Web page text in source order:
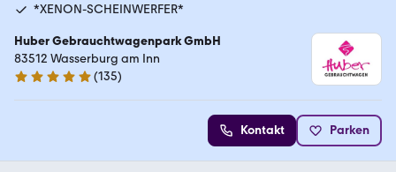
*XENON-SCHEINWERFER*
Huber Gebrauchtwagenpark GmbH
83512 Wasserburg am Inn
5 Sterne
(135)
Kontakt Parken